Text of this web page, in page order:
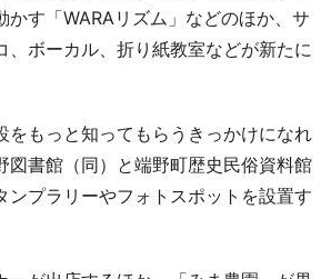
かす「WARAリズム」などのほか、サ
、ボーカル、折り紙教室などが新たに
もっと知ってもらうきっかけになれ
図書館（同）と端野町歴史民俗資料館
ンプラリーやフォトスポットを設置す